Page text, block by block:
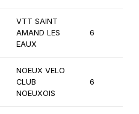
VTT SAINT
AMAND LES
EAUX
6
NOEUX VELO
CLUB
NOEUXOIS
6